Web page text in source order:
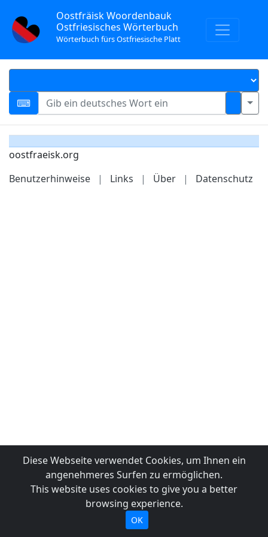
Oostfräisk Woordenbauk
Ostfriesisches Wörterbuch
Wörterbuch fürs Ostfriesische Platt
oostfraeisk.org
Benutzerhinweise
| Links | Über | Datenschutz
Diese Webseite verwendet Cookies, um Ihnen ein
angenehmeres Surfen zu ermöglichen.
This website uses cookies to give you a better
browsing experience.
OK